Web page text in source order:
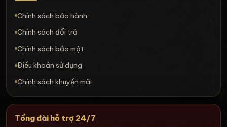
Chính sách bảo hành
Chính sách đổi trả
Chính sách bảo mật
Điều khoản sử dụng
Chính sách khuyến mãi
Tổng đài hỗ trợ 24/7